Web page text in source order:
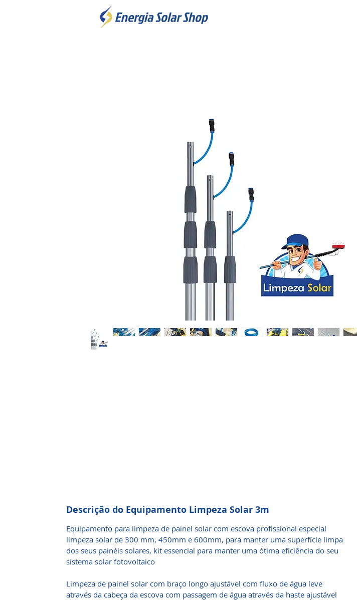
Descrição do Equipamento Limpeza Solar 3m
Equipamento para limpeza de painel solar com escova profissional especial
limpeza solar de 300 mm, 450mm e 600mm, para manter uma superfície limpa
dos seus painéis solares, kit essencial para manter uma ótima eficiência do seu
sistema solar fotovoltaico
Limpeza de painel solar com braço longo ajustável com fluxo de água leve
através da cabeça da escova com passagem de água através da haste ajustável